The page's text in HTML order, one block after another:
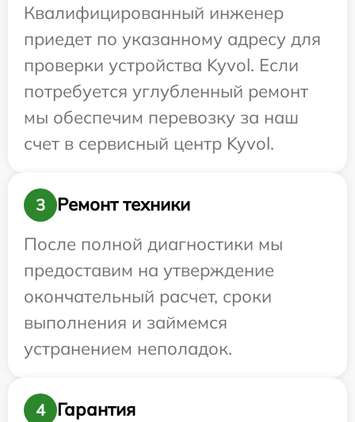
Квалифицированный инженер
приедет по указанному адресу для
проверки устройства Kyvol. Если
потребуется углубленный ремонт
мы обеспечим перевозку за наш
счет в сервисный центр Kyvol.
3
Ремонт техники
После полной диагностики мы
предоставим на утверждение
окончательный расчет, сроки
выполнения и займемся
устранением неполадок.
4 Гарантия